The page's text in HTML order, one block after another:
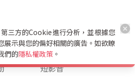
短影音
K幣兌換
三方的Cookie進行分析，並根據您
展示與您的偏好相關的廣告。如欲瞭
們的隱私權政策 。